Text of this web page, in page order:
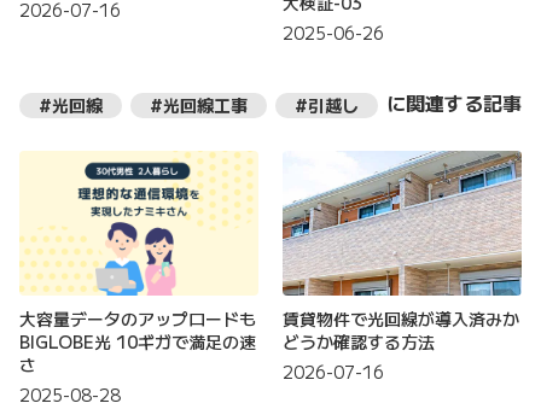
2026-07-16
2025-06-26
#光回線 #光回線工事 #引越し に関連する記事
大容量データのアップロードも
BIGLOBE光 10ギガで満足の速
さ
2025-08-28
賃貸物件で光回線が導入済みか
どうか確認する方法
2026-07-16